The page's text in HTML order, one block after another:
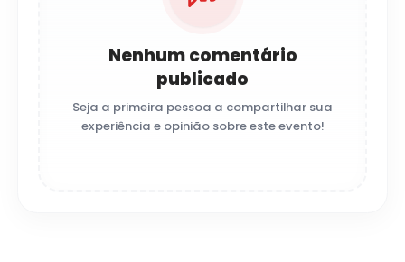
Nenhum comentário
publicado
Seja a primeira pessoa a compartilhar sua
experiência e opinião sobre este evento!